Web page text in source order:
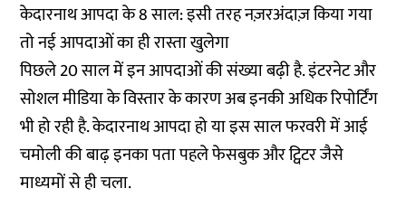
केदारनाथ आपदा के 8 साल: इसी तरह नज़रअंदाज़ किया गया
तो नई आपदाओं का ही रास्ता खुलेगा
पिछले 20 साल में इन आपदाओं की संख्या बढ़ी है. इंटरनेट और
सोशल मीडिया के विस्तार के कारण अब इनकी अधिक रिपोर्टिंग
भी हो रही है. केदारनाथ आपदा हो या इस साल फरवरी में आई
चमोली की बाढ़ इनका पता पहले फेसबुक और ट्विटर जैसे
माध्यमों से ही चला.